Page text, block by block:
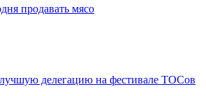
продавать мясо
делегацию на фестивале ТОСов